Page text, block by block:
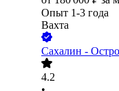
Опыт 1-3 года
Вахта
Сахалин -
4.2